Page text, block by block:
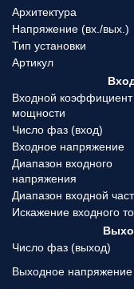
Архитектура
Напряжение (вx./вых.)
Тип установки
Артикул
Входной коэффициент
мощности
Число фаз (вход)
Входное напряжение
Диапазон входного
напряжения
Диапазон входной
Искажение входного
Число фаз (выход)
Выходное напряжение